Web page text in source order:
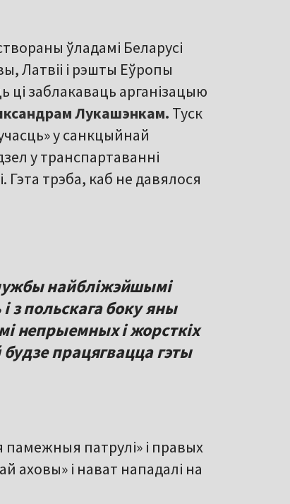
ўладамі Беларусі
Латвіі і рэшты Еўропы
ці заблакаваць арганізацыю
Лукашэнкам. Туск
у санкцыйнай
у транспартаванні
Гэта трэба, каб не давялося
найбліжэйшымі
з польскага боку яны
непрыемных і жорсткіх
працягвацца гэты
памежныя патрулі» і правых
аховы» і нават нападалі на